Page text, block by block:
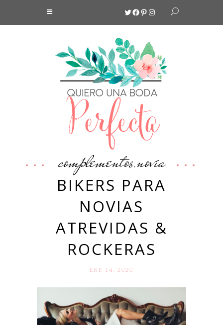
Twitter
Facebook
Pinterest
Instagram
complementos,novia
BIKERS PARA
NOVIAS
ATREVIDAS &
ROCKERAS
ENE 14. 2020